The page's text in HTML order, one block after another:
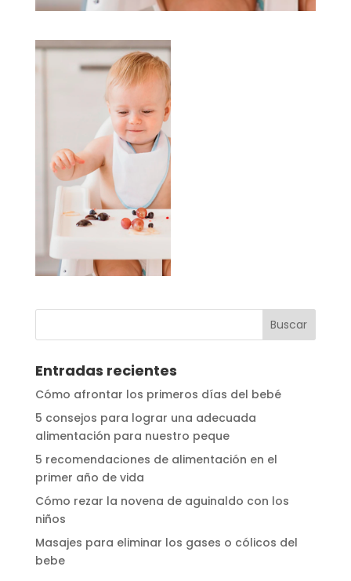
Entradas recientes
Cómo afrontar los primeros días del bebé
5 consejos para lograr una adecuada
alimentación para nuestro peque
5 recomendaciones de alimentación en el
primer año de vida
Cómo rezar la novena de aguinaldo con los
niños
Masajes para eliminar los gases o cólicos del
bebe